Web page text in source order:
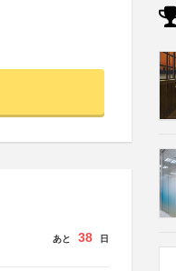
あと 38 日